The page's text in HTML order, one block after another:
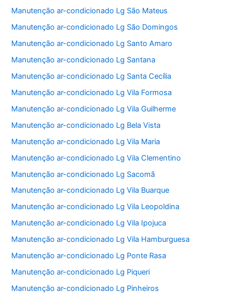
Manutenção ar-condicionado Lg São Mateus
Manutenção ar-condicionado Lg São Domingos
Manutenção ar-condicionado Lg Santo Amaro
Manutenção ar-condicionado Lg Santana
Manutenção ar-condicionado Lg Santa Cecília
Manutenção ar-condicionado Lg Vila Formosa
Manutenção ar-condicionado Lg Vila Guilherme
Manutenção ar-condicionado Lg Bela Vista
Manutenção ar-condicionado Lg Vila Maria
Manutenção ar-condicionado Lg Vila Clementino
Manutenção ar-condicionado Lg Sacomã
Manutenção ar-condicionado Lg Vila Buarque
Manutenção ar-condicionado Lg Vila Leopoldina
Manutenção ar-condicionado Lg Vila Ipojuca
Manutenção ar-condicionado Lg Vila Hamburguesa
Manutenção ar-condicionado Lg Ponte Rasa
Manutenção ar-condicionado Lg Piqueri
Manutenção ar-condicionado Lg Pinheiros